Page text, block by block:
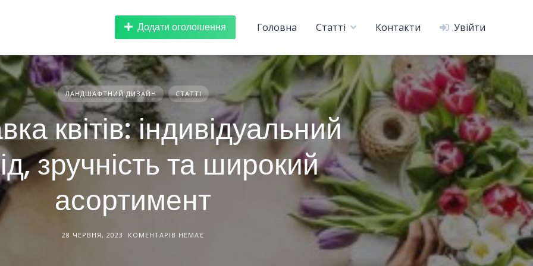
Головна Статті Контакти Увійти
Додати оголошення
ЛАНДШАФТНИЙ ДИЗАЙН СТАТТІ
квітів: індивідуальний
зручність та широкий
асортимент
28 ЧЕРВНЯ, 2023 КОМЕНТАРІВ НЕМАЄ